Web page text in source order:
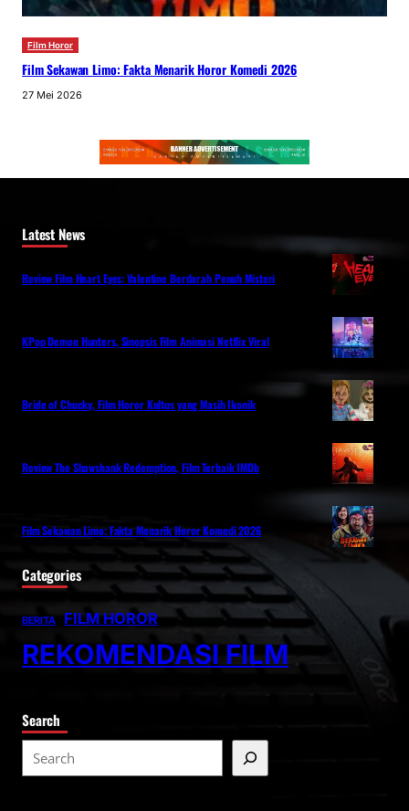
Film Horor
Film Sekawan Limo: Fakta Menarik Horor Komedi 2026
27 Mei 2026
Latest News
Review Film Heart Eyes: Valentine Berdarah Penuh Misteri
KPop Demon Hunters, Sinopsis Film Animasi Netflix Viral
Bride of Chucky, Film Horor Kultus yang Masih Ikonik
Review The Shawshank Redemption, Film Terbaik IMDb
Film Sekawan Limo: Fakta Menarik Horor Komedi 2026
Categories
BERITA FILM HOROR
REKOMENDASI FILM
Search
e